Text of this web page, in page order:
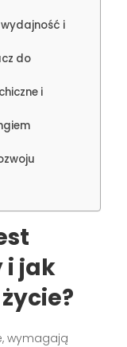
i
do
i
i jak
wymagają